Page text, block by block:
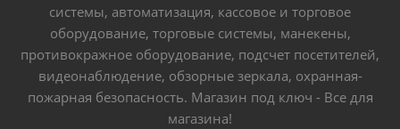
системы, автоматизация, кассовое и торговое
оборудование, торговые системы, манекены,
противокражное оборудование, подсчет посетителей,
видеонаблюдение, обзорные зеркала, охранная-
пожарная безопасность. Магазин под ключ - Все для
магазина!